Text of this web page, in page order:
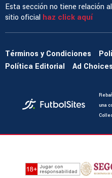
Esta sección no tiene relación
sitio oficial haz click aquí
Términos y Condiciones
Política Editorial
Ad Choices
una